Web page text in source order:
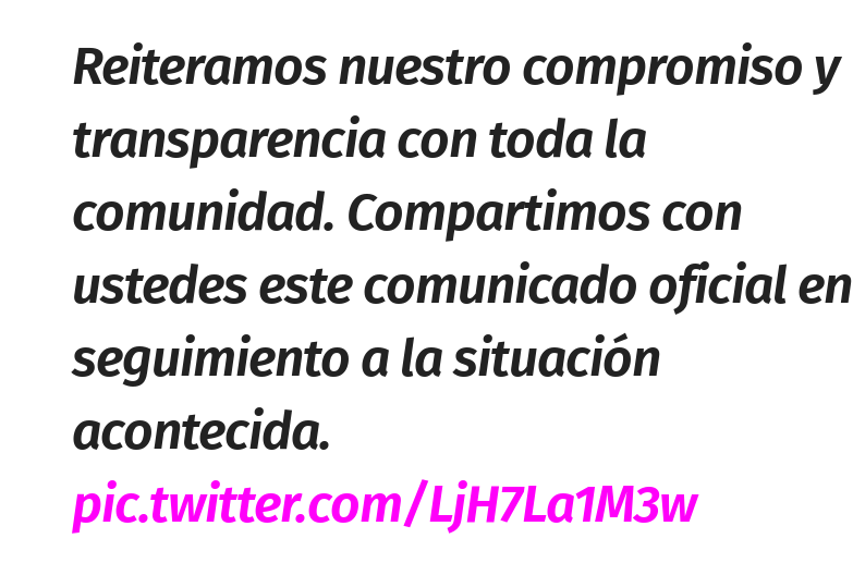
Reiteramos nuestro compromiso y
transparencia con toda la
comunidad. Compartimos con
ustedes este comunicado oficial en
seguimiento a la situación
acontecida.
pic.twitter.com/LjH7La1M3w